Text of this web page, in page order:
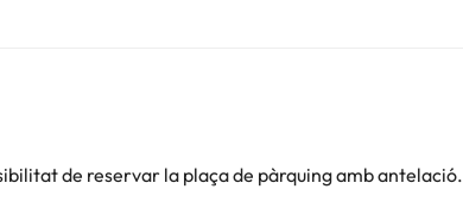
de reservar la plaça de pàrquing amb antelació.